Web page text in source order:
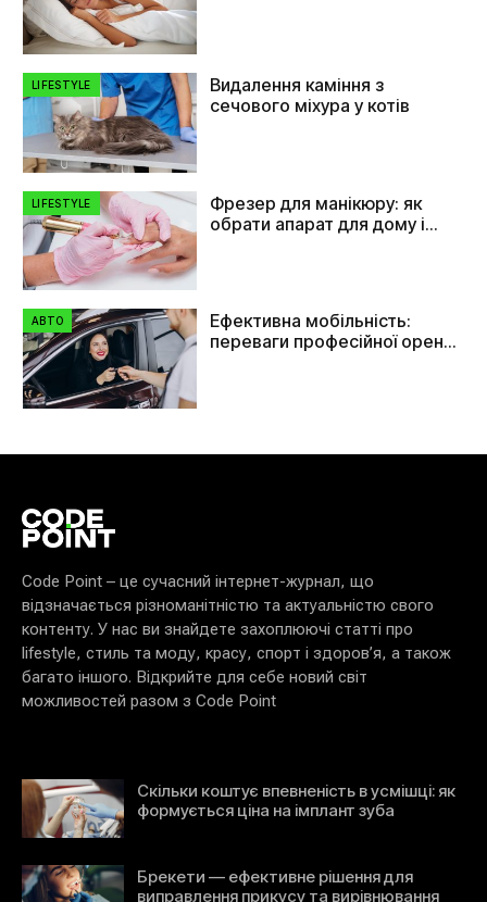
LIFESTYLE
Видалення каміння з
сечового міхура у котів
LIFESTYLE
Фрезер для манікюру: як
обрати апарат для дому і
АВТО
Ефективна мобільність:
переваги професійної оренди
Code Point – це сучасний інтернет-журнал, що
відзначається різноманітністю та актуальністю свого
контенту. У нас ви знайдете захоплюючі статті про
lifestyle, стиль та моду, красу, спорт і здоров’я, а також
багато іншого. Відкрийте для себе новий світ
можливостей разом з Code Point
Скільки коштує впевненість в усмішці: як
формується ціна на імплант зуба
Брекети — ефективне рішення для
виправлення прикусу та вирівнювання